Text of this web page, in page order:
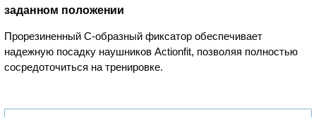
заданном положении
Прорезиненный C-образный фиксатор обеспечивает
надежную посадку наушников Actionfit, позволяя полностью
сосредоточиться на тренировке.